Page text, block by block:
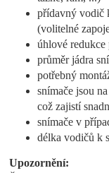
přídavný vodič
(volitelné
úhlové redukce
průměr jádra
potřebný
snímače jsou
což zajistí
snímače v
délka vodičů k
Upozornění: